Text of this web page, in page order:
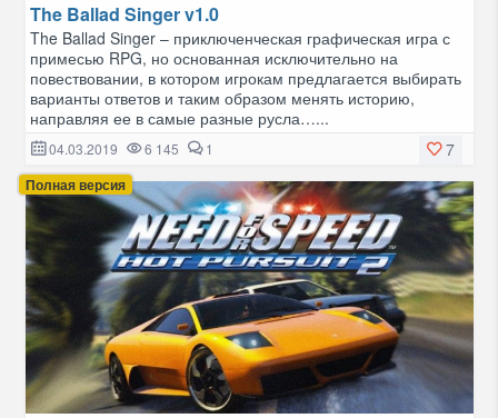
The Ballad Singer v1.0
The Ballad Singer – приключенческая графическая игра с
примесью RPG, но основанная исключительно на
повествовании, в котором игрокам предлагается выбирать
варианты ответов и таким образом менять историю,
направляя ее в самые разные русла…...
7
04.03.2019 6 145 1
Полная версия